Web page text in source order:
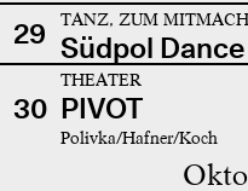
29 TANZ, ZUM
Südpol Dance
30
THEATER
PIVOT
Polivka/Hafner/Koch